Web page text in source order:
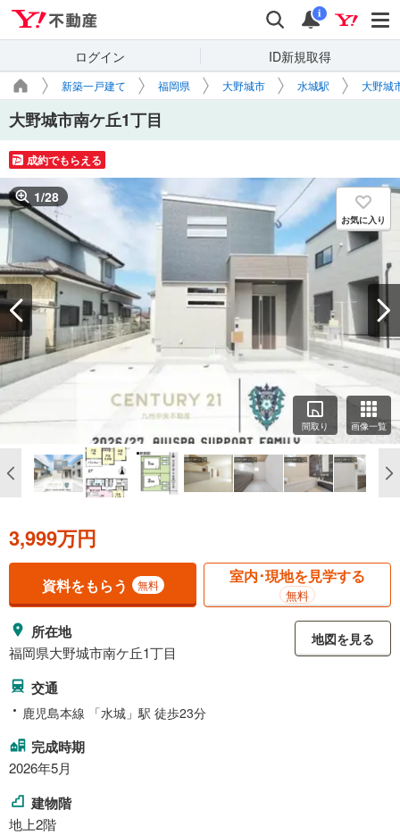
検索 通知
i
ログイン ID新規取得
新築一戸建て 福岡県 大野城市 水城駅 大野城
大野城市南ケ丘1丁目
成約でもらえる
1/28
お気に入り
間取り 画像一覧
3,999万円
資料をもらう 無料 室内･現地を見学する
無料
所在地
福岡県大野城市南ケ丘1丁目
地図を見る
交通
鹿児島本線 「水城」駅 徒歩23分
完成時期
2026年5月
建物階
地上2階